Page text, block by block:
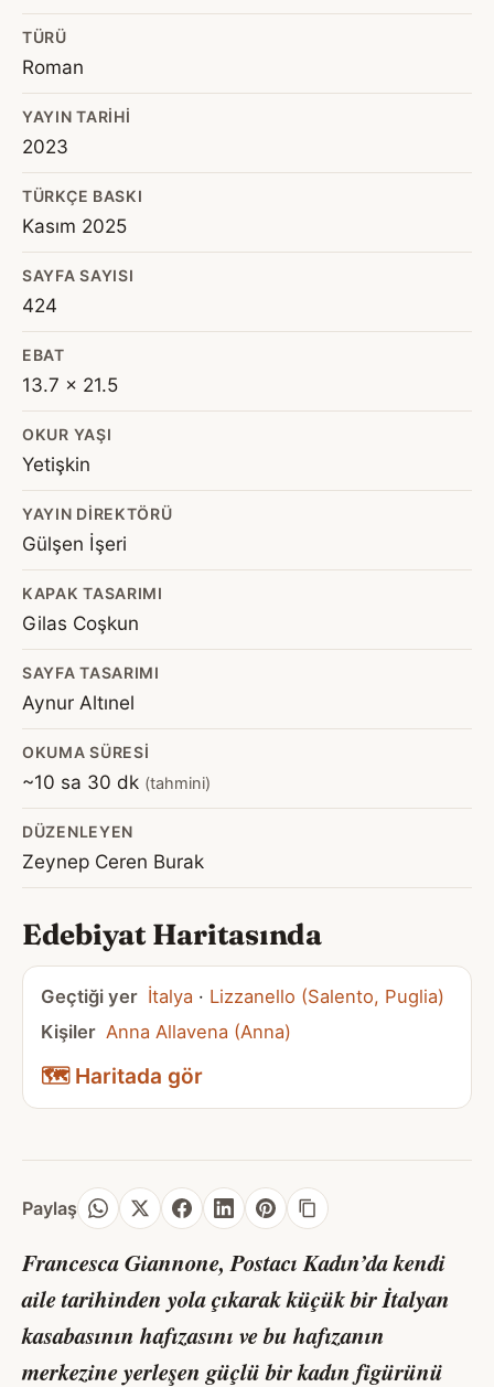
TÜRÜ
Roman
YAYIN TARIHI
2023
TÜRKÇE BASKI
Kasım 2025
SAYFA SAYISI
424
EBAT
13.7 x 21.5
OKUR YAŞI
Yetişkin
YAYIN DIREKTÖRÜ
Gülşen İşeri
KAPAK TASARIMI
Gilas Coşkun
SAYFA TASARIMI
Aynur Altınel
OKUMA SÜRESI
~10 sa 30 dk (tahmini)
DÜZENLEYEN
Zeynep Ceren Burak
Edebiyat Haritasında
Geçtiği yer İtalya · Lizzanello (Salento, Puglia)
Kişiler Anna Allavena (Anna)
🗺️ Haritada gör
Paylaş
Francesca Giannone,Postacı Kadın’da kendi
aile tarihinden yola çıkarak küçük bir İtalyan
kasabasının hafızasını ve bu hafızanın
merkezine yerleşen güçlü bir kadın figürünü